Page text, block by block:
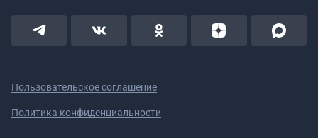
Пользовательское соглашение
Политика конфиденциальности